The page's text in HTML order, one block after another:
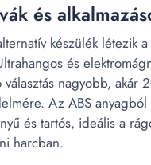
és
készülék létezik
és
választás nagyobb, akár
Az ABS anyagból
és tartós, ideális a
harcban.